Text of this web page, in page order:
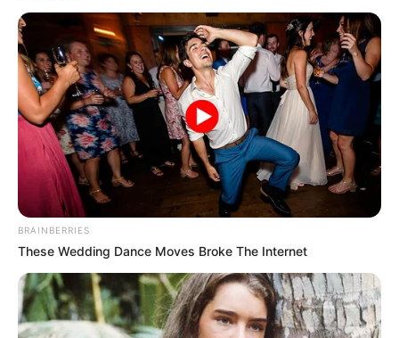
Καλύπτετε εκτενώς την οικονομική επικαιρότητα; +
Υπάρχει ενημέρωση και πρόγνωση για τον καιρό; +
Πώς μαθαίνω άμεσα για δασικές πυρκαγιές και
ενεργά μέτωπα;
+
Προσφέρετε ρεπορτάζ για τροχαία και την κίνηση
στους δρόμους;
Πού μπορώ να δω τις προγραμματισμένες απεργίες
και κινητοποιήσεις;
+
Υπάρχει άμεση καταγραφή για σεισμικές δονήσεις; +
BRAINBERRIES
These Wedding Dance Moves Broke The Internet